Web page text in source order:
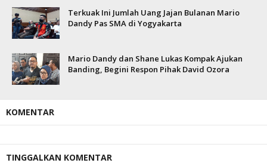
Terkuak Ini Jumlah Uang Jajan Bulanan Mario
Dandy Pas SMA di Yogyakarta
Mario Dandy dan Shane Lukas Kompak Ajukan
Banding, Begini Respon Pihak David Ozora
KOMENTAR
TINGGALKAN KOMENTAR